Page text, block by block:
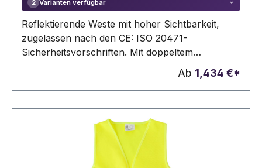
2 Varianten verfügbar
Reflektierende Weste mit hoher Sichtbarkeit,
zugelassen nach den CE: ISO 20471-
Sicherheitsvorschriften. Mit doppeltem
Reflexstreifen am Körper und Klettverschlüssen.
Einheitsgröße für Erwachsene.Einheitsgrösse.
Erwachsene. Zugelassen
Ab 1,434 €*